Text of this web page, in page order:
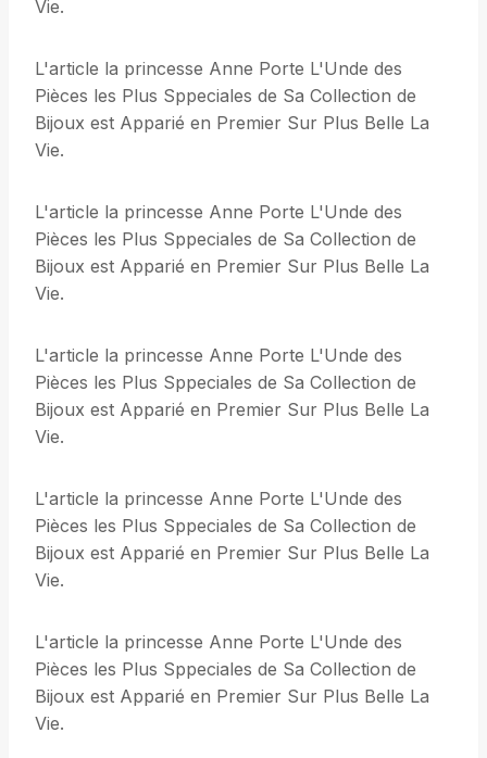
Vie.
L'article la princesse Anne Porte L'Unde des
Pièces les Plus Sppeciales de Sa Collection de
Bijoux est Apparié en Premier Sur Plus Belle La
Vie.
L'article la princesse Anne Porte L'Unde des
Pièces les Plus Sppeciales de Sa Collection de
Bijoux est Apparié en Premier Sur Plus Belle La
Vie.
L'article la princesse Anne Porte L'Unde des
Pièces les Plus Sppeciales de Sa Collection de
Bijoux est Apparié en Premier Sur Plus Belle La
Vie.
L'article la princesse Anne Porte L'Unde des
Pièces les Plus Sppeciales de Sa Collection de
Bijoux est Apparié en Premier Sur Plus Belle La
Vie.
L'article la princesse Anne Porte L'Unde des
Pièces les Plus Sppeciales de Sa Collection de
Bijoux est Apparié en Premier Sur Plus Belle La
Vie.